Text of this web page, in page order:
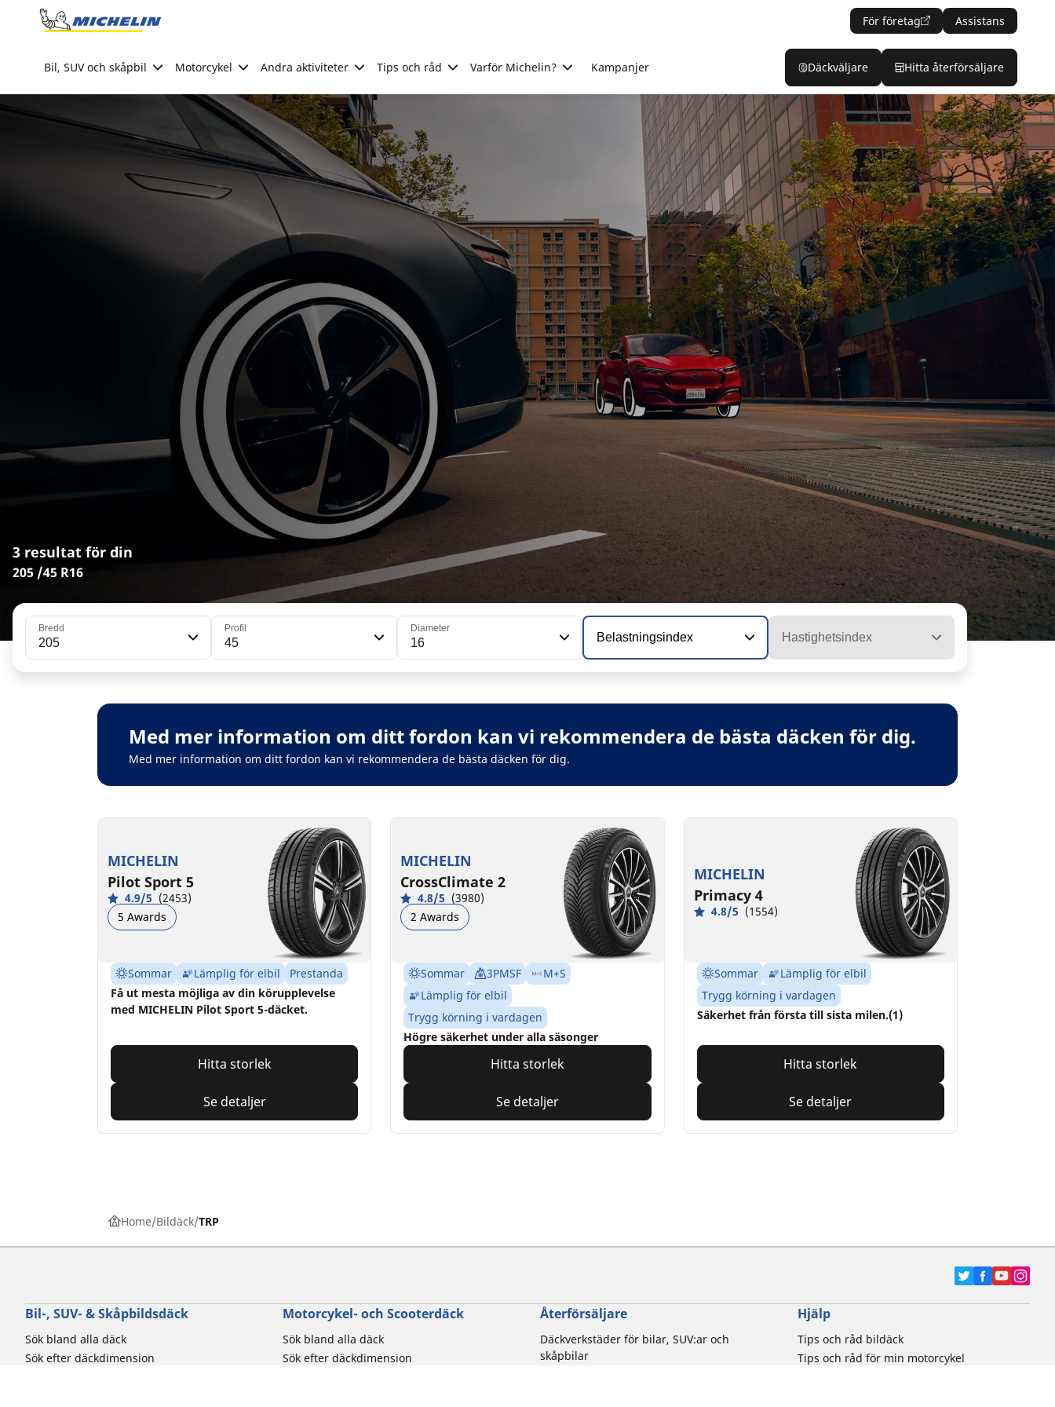
Go to page content
För företag Assistans
Bil, SUV och skåpbil Motorcykel Andra aktiviteter Tips och råd Varför Michelin? Kampanjer Däckväljare Hitta återförsäljare
3 resultat för din
205 /45 R16
Bredd
205
Profil
45
Diameter
16 Belastningsindex Hastighetsindex
Med mer information om ditt fordon kan vi rekommendera de bästa däcken för dig.
Med mer information om ditt fordon kan vi rekommendera de bästa däcken för dig.
MICHELIN
Pilot Sport 5
4.9/5 (2453)
5 Awards
Sommar Lämplig för elbil
Prestanda
Få ut mesta möjliga av din körupplevelse
med MICHELIN Pilot Sport 5-däcket.
Hitta storlek
Se detaljer
MICHELIN
CrossClimate 2
4.8/5 (3980)
2 Awards
Sommar 3PMSF
M+S
Lämplig för elbil
Trygg körning i vardagen
Högre säkerhet under alla säsonger
Hitta storlek
Se detaljer
MICHELIN
Primacy 4
4.8/5 (1554)
Sommar
Lämplig för elbil
Trygg körning i vardagen
Säkerhet från första till sista milen.(1)
Hitta storlek
Se detaljer
Home Bildäck TRP
Bil-, SUV- & Skåpbildsdäck
Sök bland alla däck
Sök efter däckdimension
Motorcykel- och Scooterdäck
Sök bland alla däck
Sök efter däckdimension
Återförsäljare
Däckverkstäder för bilar, SUV:ar och
skåpbilar
Hjälp
Tips och råd bildäck
Tips och råd för min motorcykel